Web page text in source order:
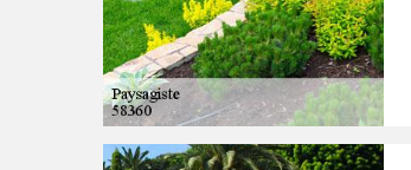
Preporche
Excellent paysagiste à
entreprise à l'écoute qui peut